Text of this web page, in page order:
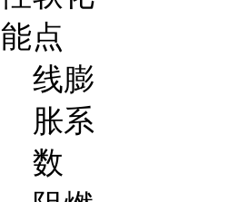
能点
线膨
胀系
数